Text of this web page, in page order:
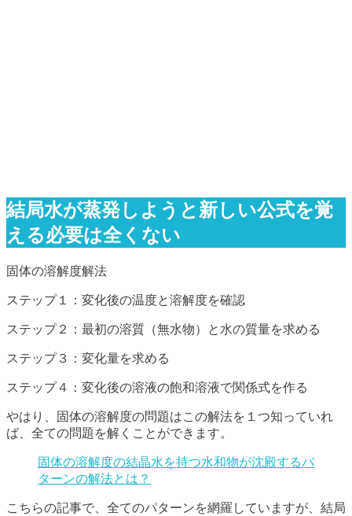
結局水が蒸発しようと新しい公式を覚
える必要は全くない
固体の溶解度解法
ステップ１：変化後の温度と溶解度を確認
ステップ２：最初の溶質（無水物）と水の質量を求める
ステップ３：変化量を求める
ステップ４：変化後の溶液の飽和溶液で関係式を作る
やはり、固体の溶解度の問題はこの解法を１つ知っていれ
ば、全ての問題を解くことができます。
固体の溶解度の結晶水を持つ水和物が沈殿するパ
ターンの解法とは？
こちらの記事で、全てのパターンを網羅していますが、結局